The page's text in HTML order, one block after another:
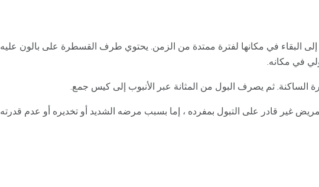
في مكانها لفترة ممتدة من الزمن. يحتوي طرف القسطرة على بالون عليه
في مكانه.
الساكنة. ثم يصرف البول من المثانة عبر الأنبوب إلى كيس جمع.
غير قادر على التبول بمفرده ، إما بسبب مرضه الشديد أو تخديره أو عدم قدرته